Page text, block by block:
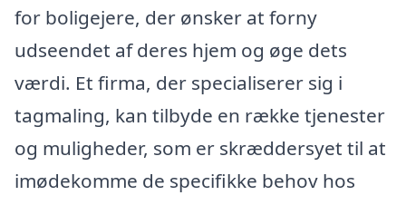
for boligejere, der ønsker at forny
udseendet af deres hjem og øge dets
værdi. Et firma, der specialiserer sig i
tagmaling, kan tilbyde en række tjenester
og muligheder, som er skræddersyet til at
imødekomme de specifikke behov hos